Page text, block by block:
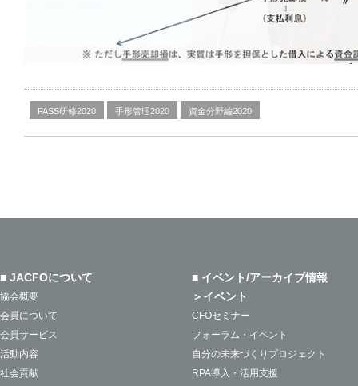
FASS研修2020 手形管理2020 資金分野編2020
■ JACFOについて
協会概要
会員について
会員サービス
活動内容
社会貢献
■ イベント/アーカイブ情報
＞イベント
CFOセミナー
フォーラム・イベント
自分の未来づくりプロジェクト
RPA導入・活用支援